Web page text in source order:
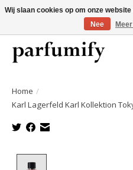
750+ Geuren | Gratis verzending |
Home /
Karl Lagerfeld Karl Kollektion
Wij slaan cookies op om onze
Nee